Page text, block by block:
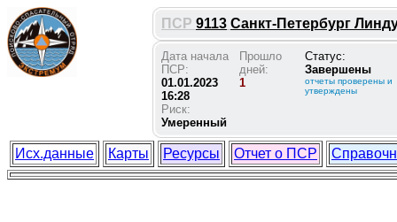
ПСР 9113 Санкт-Петербург
Дата начала
ПСР:
01.01.2023
16:28
Риск:
Умеренный
Прошло
дней:
1
Статус:
Завершены
отчеты проверены и
утверждены
Исх.данные Карты Ресурсы Отчет о ПСР